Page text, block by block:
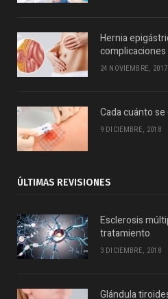
Hernia
complicaciones
24 NOVIEMBRE, 2017
Cada cuánto
9 DICIEMBRE, 2018
ÚLTIMAS REVISIONES
Esclerosis
tratamiento
3 DICIEMBRE, 2018
Glándula